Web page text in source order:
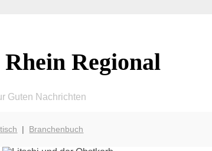
Regional
Guten Nachrichten
| Branchenbuch